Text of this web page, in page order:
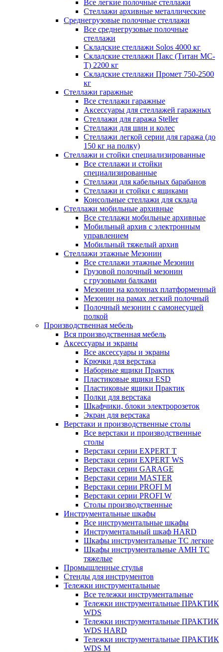
Все легкие полочные стеллажи
Стеллажи архивные металлические
Среднегрузовые полочные стеллажи
Все среднегрузовые полочные
стеллажи
Складские стеллажи Solos 4000 кг
Складские стеллажи Пакс (Титан МС-
Т) 2200 кг
Складские стеллажи Промет 750-2500
кг
Стеллажи гаражные
Все стеллажи гаражные
Аксессуары для стеллажей гаражных
Стеллажи для гаража Steller
Стеллажи для шин и колес
Стеллажи легкой серии для гаража (до
150 кг на полку)
Стеллажи и стойки специализированные
Все стеллажи и стойки
специализированные
Стеллажи для кабельных барабанов
Стеллажи и стойки с ящиками
Консольные стеллажи для склада
Стеллажи мобильные архивные
Все стеллажи мобильные архивные
Мобильный архив с электронным
управлением
Мобильный тяжелый архив
Стеллажи этажные Мезонин
Все стеллажи этажные Мезонин
Грузовой полочный мезонин
с грузовыми балками
Мезонин на колоннах платформенный
Мезонин на рамах легкий полочный
Полочный мезонин с самонесущей
полкой
Производственная мебель
Вся производственная мебель
Аксессуары и экраны
Все аксессуары и экраны
Крючки для верстака
Наборные ящики Практик
Пластиковые ящики ESD
Пластиковые ящики Практик
Полки для верстака
Шкафчики, блоки электророзеток
Экран для верстака
Верстаки и производственные столы
Все верстаки и производственные
столы
Верстаки серии EXPERT T
Верстаки серии EXPERT WS
Верстаки серии GARAGE
Верстаки серии MASTER
Верстаки серии PROFI M
Верстаки серии PROFI W
Столы производственные
Инструментальные шкафы
Все инструментальные шкафы
Инструментальный шкаф HARD
Шкафы инструментальные ТС легкие
Шкафы инструментальные AMH TC
тяжелые
Промышленные стулья
Стенды для инструментов
Тележки инструментальные
Все тележки инструментальные
Тележки инструментальные ПРАКТИК
WDS
Тележки инструментальные ПРАКТИК
WDS HARD
Тележки инструментальные ПРАКТИК
WDS M